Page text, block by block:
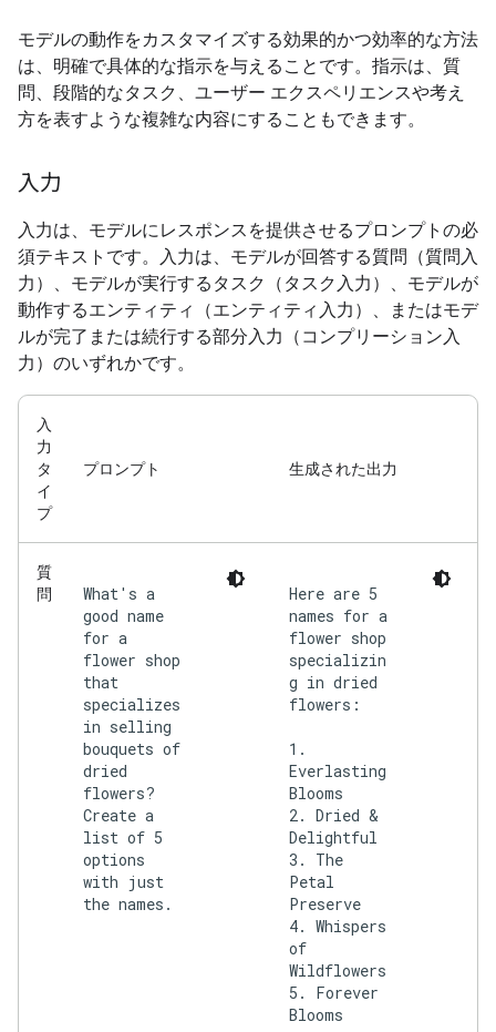
モデルの動作をカスタマイズする効果的かつ効率的な方法
は、明確で具体的な指示を与えることです。指示は、質
問、段階的なタスク、ユーザー エクスペリエンスや考え
方を表すような複雑な内容にすることもできます。
入力
入力は、モデルにレスポンスを提供させるプロンプトの必
須テキストです。入力は、モデルが回答する質問（質問入
力）、モデルが実行するタスク（タスク入力）、モデルが
動作するエンティティ（エンティティ入力）、またはモデ
ルが完了または続行する部分入力（コンプリーション入
力）のいずれかです。
入
力
タ
イ
プ
プロンプト 生成された出力
質
問
What's a
good name
for a
flower shop
that
specializes
in selling
bouquets of
dried
flowers?
Create a
list of 5
options
with just
the names.
Here are 5
names for a
flower shop
specializin
g in dried
flowers:
1.
Everlasting
Blooms
2. Dried &
Delightful
3. The
Petal
Preserve
4. Whispers
of
Wildflowers
5. Forever